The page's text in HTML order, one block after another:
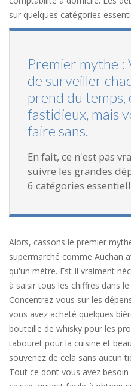
sur quelques catégories
Premier mythe :
de surveiller
prend du temps,
fastidieux, mais
faire sans.
En fait, ce n'est pas
suivre les grandes
6 catégories
Alors, cassons le premier
supermarché comme Auchan
qu'un mètre. Est-il vraiment
à saisir tous les chiffres dans
Concentrez-vous sur les
vous avez acheté quelques
bouteille de whisky pour les
tabouret pour la cuisine et
souvenez de cela sans aucun
Tout ce dont vous avez